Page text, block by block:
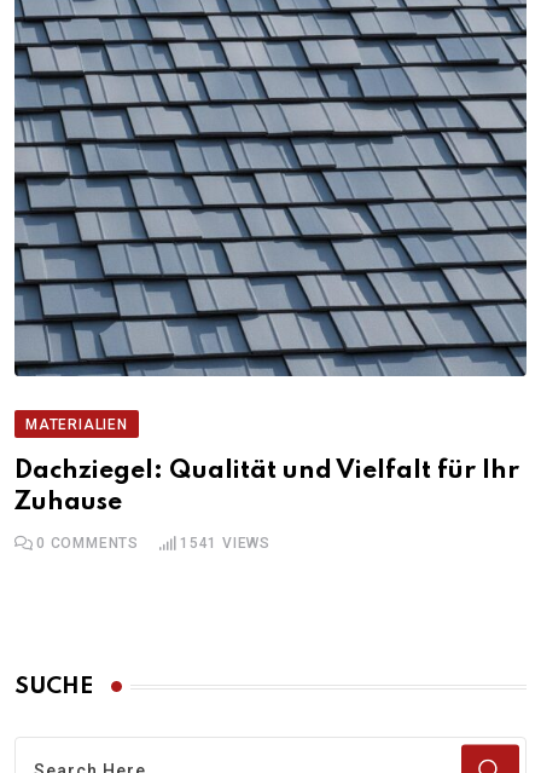
MATERIALIEN
Dachziegel: Qualität und Vielfalt für Ihr
Zuhause
0 COMMENTS 1541 VIEWS
SUCHE